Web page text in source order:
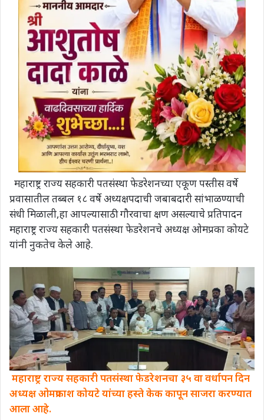
महाराष्ट्र राज्य सहकारी पतसंस्था फेडरेशनच्या एकूण पस्तीस वर्षे
प्रवासातील तब्बल १८ वर्षे अध्यक्षपदाची जबाबदारी सांभाळण्याची
संधी मिळाली,हा आपल्यासाठी गौरवाचा क्षण असल्याचे प्रतिपादन
महाराष्ट्र राज्य सहकारी पतसंस्था फेडरेशनचे अध्यक्ष ओमप्रका कोयटे
यांनी नुकतेच केले आहे.
महाराष्ट्र राज्य सहकारी पतसंस्था फेडरेशनचा ३५ वा वर्धापन दिन
अध्यक्ष ओमप्रकाश कोयटे यांच्या हस्ते केक कापून साजरा करण्यात
आला आहे.